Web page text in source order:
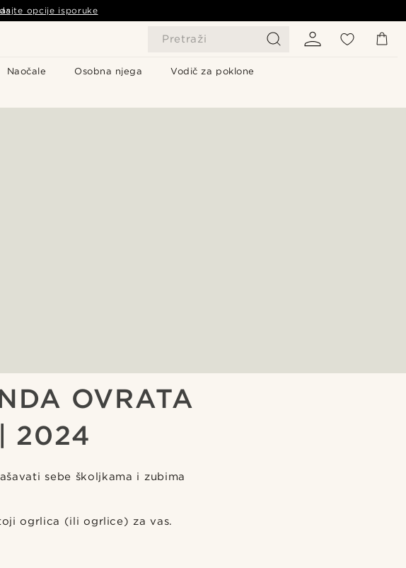
Pretraži
Naočale Osobna njega Vodič za poklone
opcije isporuke
OVRATA
2024
sebe školjkama i zubima
ogrlica (ili ogrlice) za vas.